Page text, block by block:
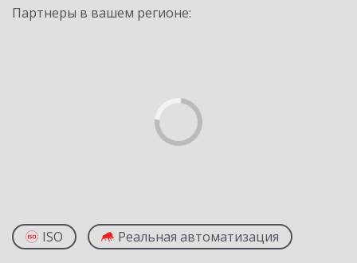
Партнеры в вашем регионе:
ISO Реальная автоматизация